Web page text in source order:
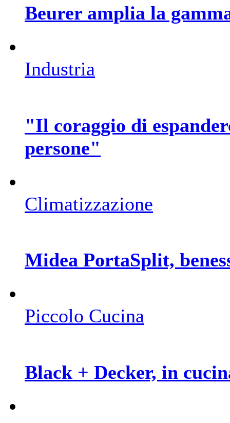
Beurer amplia la
Industria
"Il coraggio di
persone"
Climatizzazione
Midea PortaSplit,
Piccolo Cucina
Black + Decker, in